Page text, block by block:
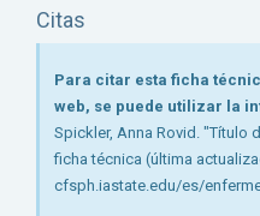
Citas
Para citar esta ficha
web, se puede utilizar la
Spickler, Anna Rovid. "Título
ficha técnica (última
cfsph.iastate.edu/es/